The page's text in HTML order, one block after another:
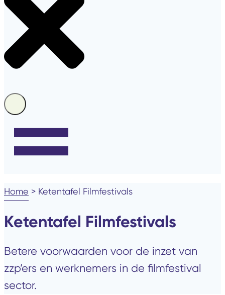
Home > Ketentafel Filmfestivals
Ketentafel Filmfestivals
Betere voorwaarden voor de inzet van
zzp’ers en werknemers in de filmfestival
sector.